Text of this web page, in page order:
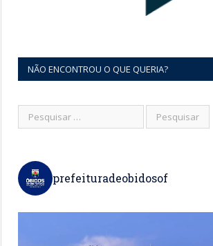
NÃO ENCONTROU O QUE QUERIA?
prefeituradeobidosof